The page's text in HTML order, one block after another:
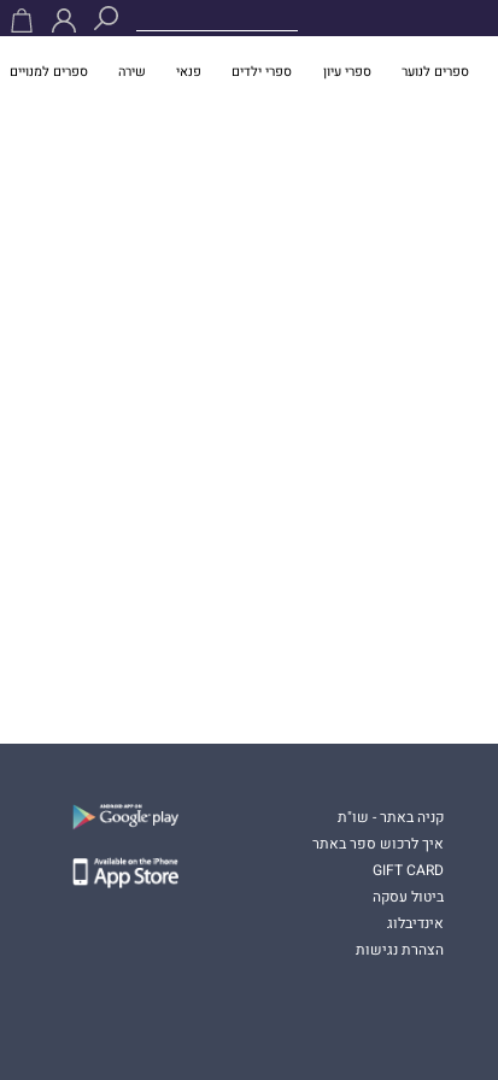
ספרים לנוער ספרי עיון ספרי ילדים פנאי שירה ספרים למנויים
קניה באתר - שו"ת
איך לרכוש ספר באתר
GIFT CARD
ביטול עסקה
אינדיבלוג
הצהרת נגישות